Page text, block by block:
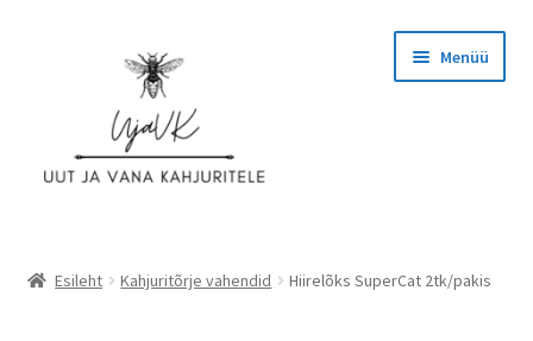
navigeerimisele
Menüü
Esileht Kahjuritõrje vahendid Hiirelõks SuperCat 2tk/pakis